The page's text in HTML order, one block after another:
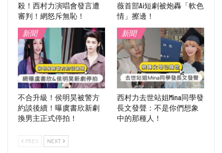
殺！西村力演唱會發言遭
審判！網怒斥無恥！
薇首部Ai短劇被炮轟「軟色
情」擦邊！
新聞
不合升級！侯明昊被警方
約談後續！曝虞書欣新劇
換男主正式停拍！
新聞
西村力去世站姐Mina同學發
長文發聲：不是你們想象
中的那種人！
PREV NEXT